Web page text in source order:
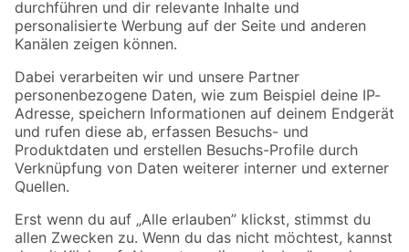
Folge uns
Zahlungsarten Versandarten
Sicher einkaufen